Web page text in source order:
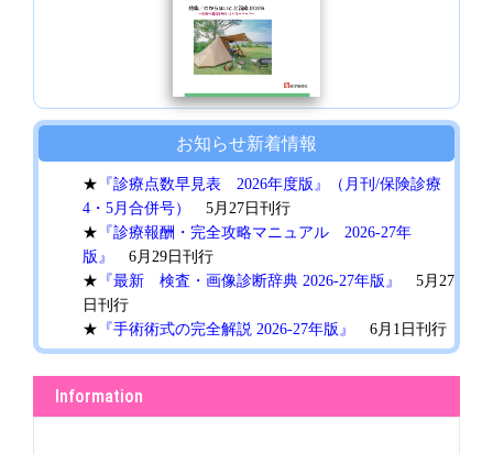
お知らせ新着情報
★ 『診療点数早見表 2026年度版』（月刊/保険診療
4・5月合併号）
5月27日刊行
★ 『診療報酬・完全攻略マニュアル 2026-27年
版』
6月29日刊行
★ 『最新 検査・画像診断辞典 2026-27年版』
5月27
日刊行
★ 『手術術式の完全解説 2026-27年版』
6月1日刊行
★『臨床手技の完全解説 2026-27年版』6月1日刊行
Information